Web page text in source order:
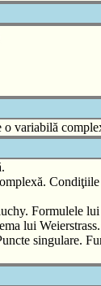
variabilă
Formulele
lui
singulare.